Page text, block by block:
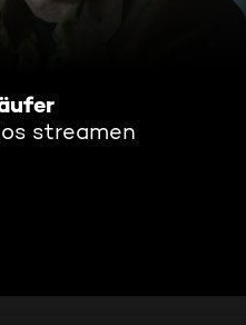
streamen